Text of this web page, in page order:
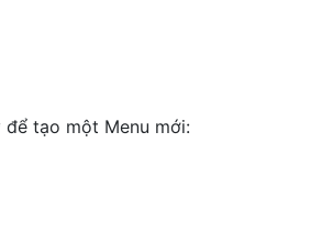
để tạo một Menu mới: